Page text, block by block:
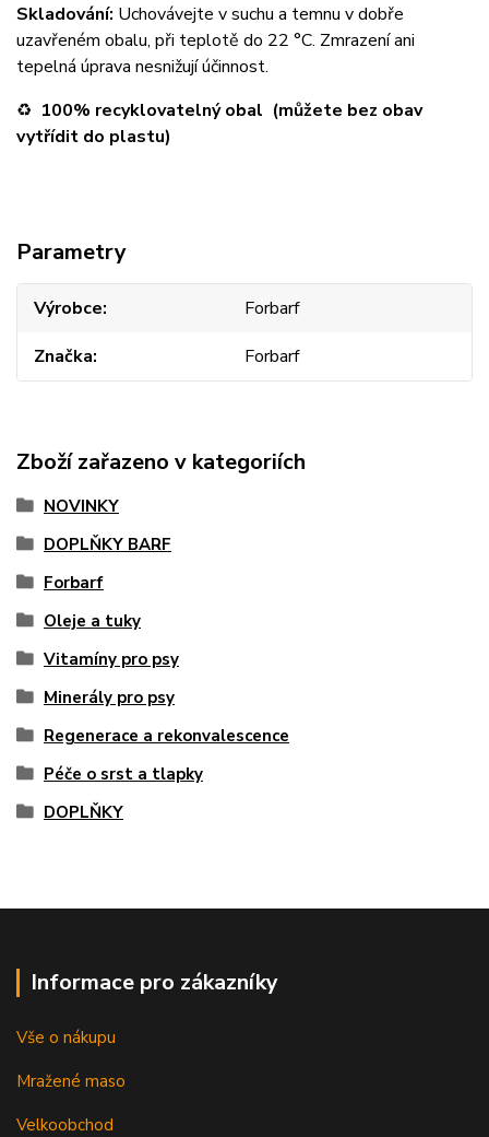
Skladování: Uchovávejte v suchu a temnu v dobře
uzavřeném obalu, při teplotě do 22 °C. Zmrazení ani
tepelná úprava nesnižují účinnost.
♻️ 100% recyklovatelný obal (můžete bez obav
vytřídit do plastu)
Parametry
Výrobce
Forbarf
Značka
Forbarf
Zboží zařazeno v kategoriích
NOVINKY
DOPLŇKY BARF
Forbarf
Oleje a tuky
Vitamíny pro psy
Minerály pro psy
Regenerace a rekonvalescence
Péče o srst a tlapky
DOPLŇKY
Informace pro zákazníky
Vše o nákupu
Mražené maso
Velkoobchod